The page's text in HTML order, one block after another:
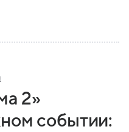
2»
событии: